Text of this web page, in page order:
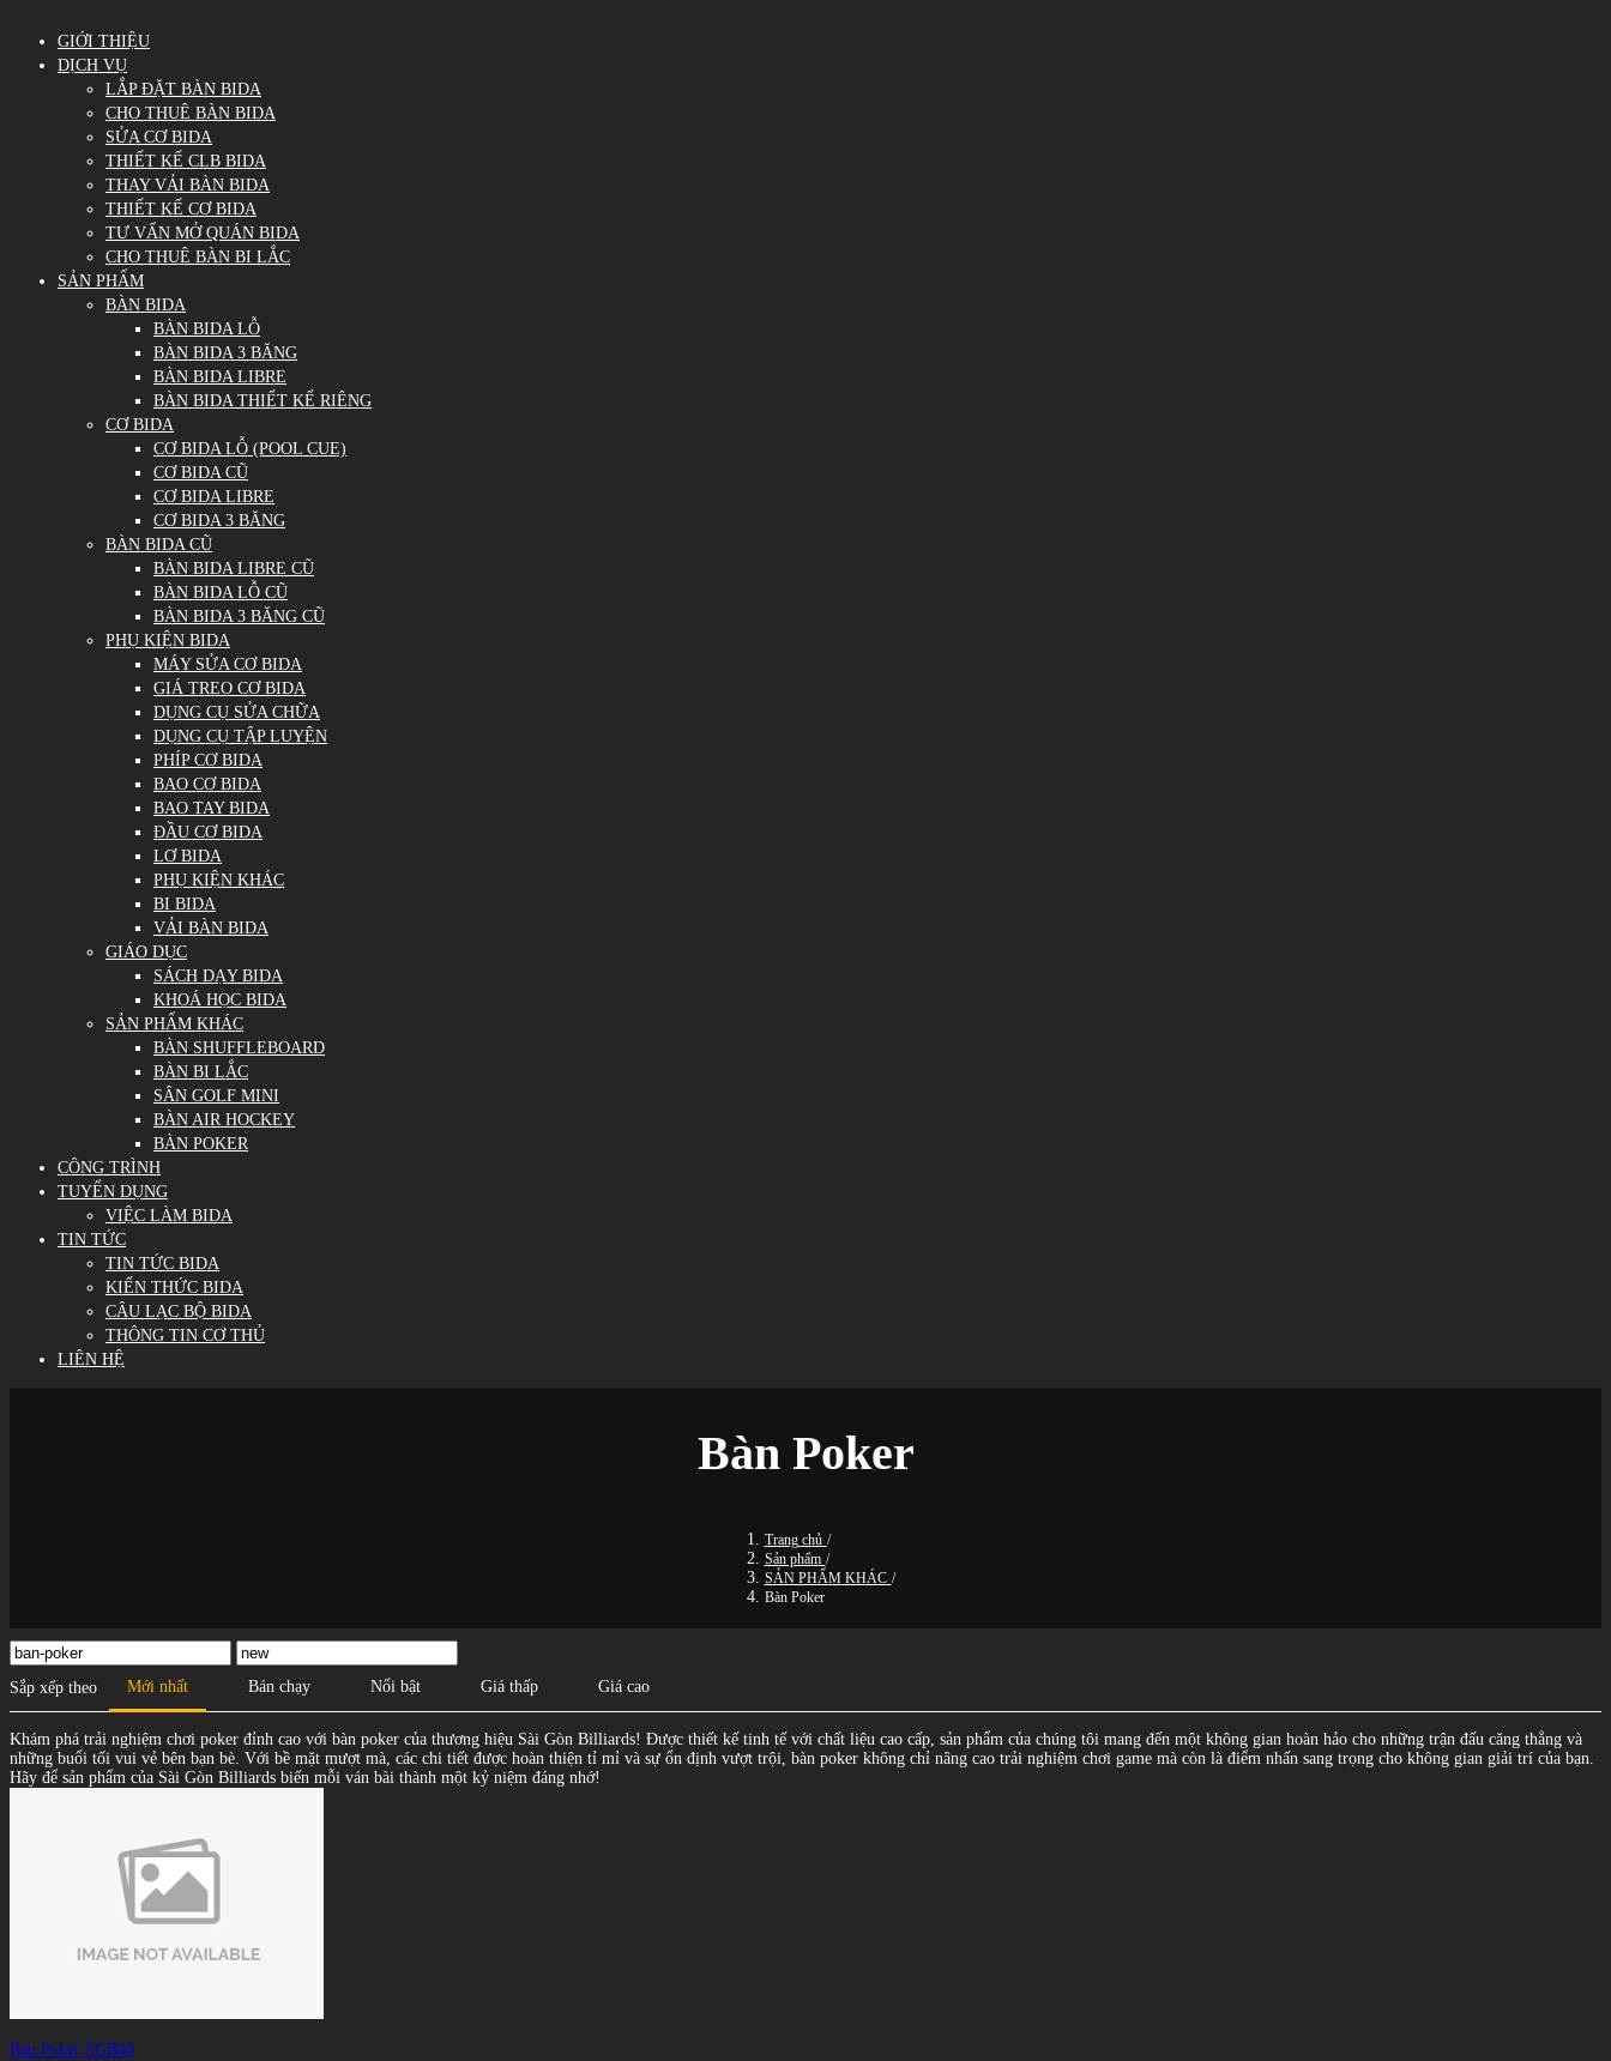
GIỚI THIỆU
DỊCH VỤ
LẮP ĐẶT BÀN BIDA
CHO THUÊ BÀN BIDA
SỬA CƠ BIDA
THIẾT KẾ CLB BIDA
THAY VẢI BÀN BIDA
THIẾT KẾ CƠ BIDA
TƯ VẤN MỞ QUÁN BIDA
CHO THUÊ BÀN BI LẮC
SẢN PHẨM
BÀN BIDA
BÀN BIDA LỖ
BÀN BIDA 3 BĂNG
BÀN BIDA LIBRE
BÀN BIDA THIẾT KẾ RIÊNG
CƠ BIDA
CƠ BIDA LỖ (POOL CUE)
CƠ BIDA CŨ
CƠ BIDA LIBRE
CƠ BIDA 3 BĂNG
BÀN BIDA CŨ
BÀN BIDA LIBRE CŨ
BÀN BIDA LỖ CŨ
BÀN BIDA 3 BĂNG CŨ
PHỤ KIỆN BIDA
MÁY SỬA CƠ BIDA
GIÁ TREO CƠ BIDA
DỤNG CỤ SỬA CHỮA
DỤNG CỤ TẬP LUYỆN
PHÍP CƠ BIDA
BAO CƠ BIDA
BAO TAY BIDA
ĐẦU CƠ BIDA
LƠ BIDA
PHỤ KIỆN KHÁC
BI BIDA
VẢI BÀN BIDA
GIÁO DỤC
SÁCH DẠY BIDA
KHOÁ HỌC BIDA
SẢN PHẨM KHÁC
BÀN SHUFFLEBOARD
BÀN BI LẮC
SÂN GOLF MINI
BÀN AIR HOCKEY
BÀN POKER
CÔNG TRÌNH
TUYỂN DỤNG
VIỆC LÀM BIDA
TIN TỨC
TIN TỨC BIDA
KIẾN THỨC BIDA
CÂU LẠC BỘ BIDA
THÔNG TIN CƠ THỦ
LIÊN HỆ
Bàn Poker
Trang chủ /
Sản phẩm /
SẢN PHẨM KHÁC /
Bàn Poker
Sắp xếp theo Mới nhất Bán chạy Nổi bật Giá thấp Giá cao
Khám phá trải nghiệm chơi poker đỉnh cao với bàn poker của thương hiệu Sài Gòn Billiards! Được thiết kế tinh tế với chất liệu cao cấp, sản phẩm của chúng tôi mang đến một không gian hoàn hảo cho những trận đấu căng thẳng và
những buổi tối vui vẻ bên bạn bè. Với bề mặt mượt mà, các chi tiết được hoàn thiện tỉ mỉ và sự ổn định vượt trội, bàn poker không chỉ nâng cao trải nghiệm chơi game mà còn là điểm nhấn sang trọng cho không gian giải trí của bạn.
Hãy để sản phẩm của Sài Gòn Billiards biến mỗi ván bài thành một kỷ niệm đáng nhớ!
Bàn Poker SGB40